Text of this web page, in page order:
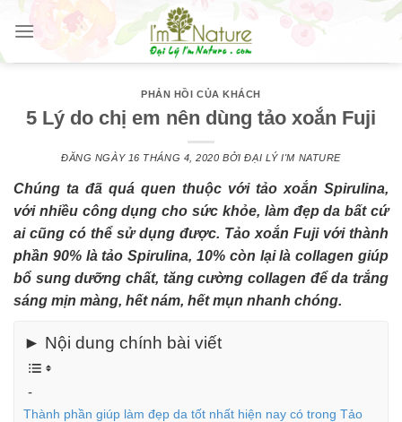
Skip
content
PHẢN HỒI CỦA KHÁCH
5 Lý do chị em nên dùng tảo xoắn Fuji
ĐĂNG NGÀY 16 THÁNG 4, 2020 BỞIĐẠI LÝ I'M NATURE
Chúng ta đã quá quen thuộc với tảo xoắn Spirulina,
với nhiều công dụng cho sức khỏe, làm đẹp da bất cứ
ai cũng có thể sử dụng được. Tảo xoắn Fuji với thành
phần 90% là tảo Spirulina, 10% còn lại là collagen giúp
bổ sung dưỡng chất, tăng cường collagen để da trắng
sáng mịn màng, hết nám, hết mụn nhanh chóng.
► Nội dung chính bài viết
Thành phần giúp làm đẹp da tốt nhất hiện nay có trong Tảo